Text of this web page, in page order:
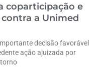
coparticipação e
a Unimed
decisão favorável
ação ajuizada por